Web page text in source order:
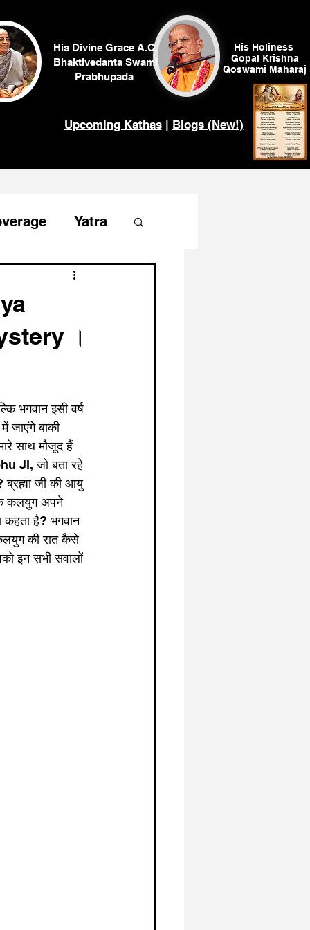
His Divine Grace A.C.
Bhaktivedanta Swami
Prabhupada
His Holiness
Gopal Krishna
Goswami Maharaj
Upcoming Kathas| Blogs (New!)
Yatra
।
भगवान इसी वर्ष
जाएंगे बाकी
साथ मौजूद हैं
Ji, जो बता रहे
ब्रह्मा जी की आयु
कलयुग अपने
कहता है? भगवान
की रात कैसे
इन सभी सवालों